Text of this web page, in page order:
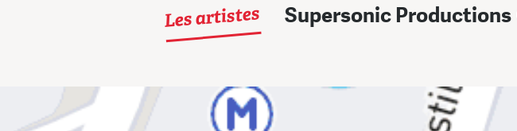
Les artistes Supersonic Productions